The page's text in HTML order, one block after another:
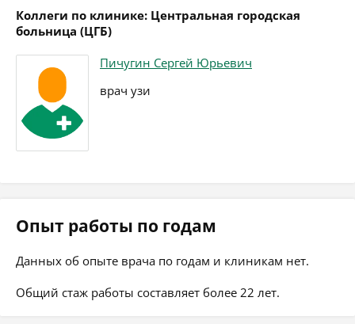
Коллеги по клинике: Центральная городская
больница (ЦГБ)
Пичугин Сергей Юрьевич
врач узи
Опыт работы по годам
Данных об опыте врача по годам и клиникам нет.
Общий стаж работы составляет более 22 лет.